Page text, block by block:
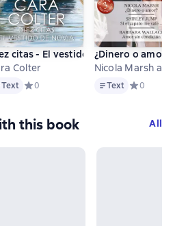
mujer
основе 0 оценок
citas - El vestido de novia
Colter
Text Средний рейтинг 0 на основе 0
0
¿Dinero o
Nicola Marsh
TextText Средний
0
this book All